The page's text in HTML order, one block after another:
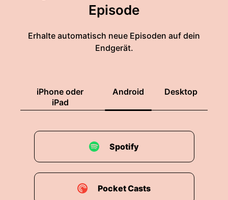
Episode
Erhalte automatisch neue Episoden auf dein
Endgerät.
iPhone oder
iPad
Android Desktop
Spotify
Pocket Casts